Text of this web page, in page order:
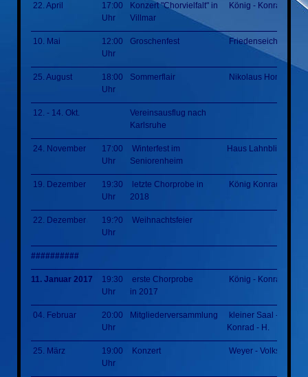
22. April
17:00
Uhr
Konzert "Chorvielfalt" in
Villmar
König - Konrad -
10. Mai
12:00
Uhr
Groschenfest Friedenseiche
25. August
18:00
Uhr
Sommerflair Nikolaus Homm Park
12. - 14. Okt.
Vereinsausflug nach
Karlsruhe
24. November
17:00
Uhr
Winterfest im
Seniorenheim
Haus Lahnblick
19. Dezember
19:30
Uhr
letzte Chorprobe in
2018
König Konrad Halle
22. Dezember
19:?0
Uhr
Weihnachtsfeier
##########
11. Januar 2017
19:30
Uhr
erste Chorprobe
in 2017
König - Konrad -
04. Februar
20:00
Uhr
Mitgliederversammlung
kleiner Saal - König -
Konrad - H.
25. März
19:00
Uhr
Konzert Weyer - Volkshalle